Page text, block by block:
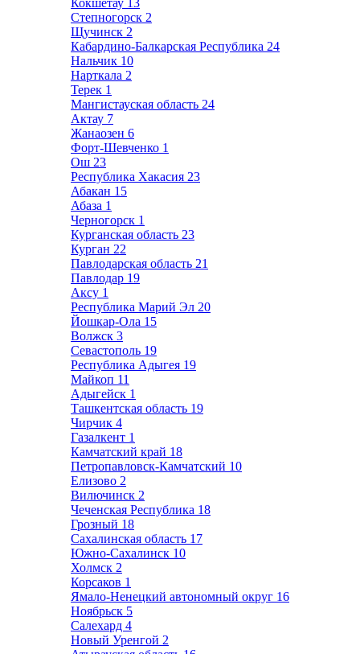
Кокшетау 13
Степногорск 2
Щучинск 2
Кабардино-Балкарская Республика 24
Нальчик 10
Нарткала 2
Терек 1
Мангистауская область 24
Актау 7
Жанаозен 6
Форт-Шевченко 1
Ош 23
Республика Хакасия 23
Абакан 15
Абаза 1
Черногорск 1
Курганская область 23
Курган 22
Павлодарская область 21
Павлодар 19
Аксу 1
Республика Марий Эл 20
Йошкар-Ола 15
Волжск 3
Севастополь 19
Республика Адыгея 19
Майкоп 11
Адыгейск 1
Ташкентская область 19
Чирчик 4
Газалкент 1
Камчатский край 18
Петропавловск-Камчатский 10
Елизово 2
Вилючинск 2
Чеченская Республика 18
Грозный 18
Сахалинская область 17
Южно-Сахалинск 10
Холмск 2
Корсаков 1
Ямало-Ненецкий автономный округ 16
Ноябрьск 5
Салехард 4
Новый Уренгой 2